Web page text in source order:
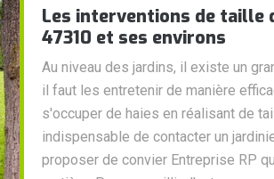
Les interventions de taille
47310 et ses environs
Au niveau des jardins, il existe un
il faut les entretenir de manière
s'occuper de haies en réalisant de
indispensable de contacter un
proposer de convier Entreprise RP